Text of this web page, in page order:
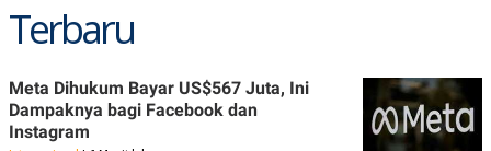
Terbaru
Meta Dihukum Bayar US$567 Juta, Ini
Dampaknya bagi Facebook dan
Instagram